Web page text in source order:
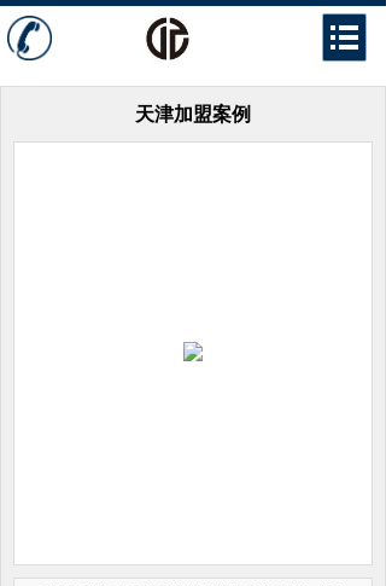
天津加盟案例